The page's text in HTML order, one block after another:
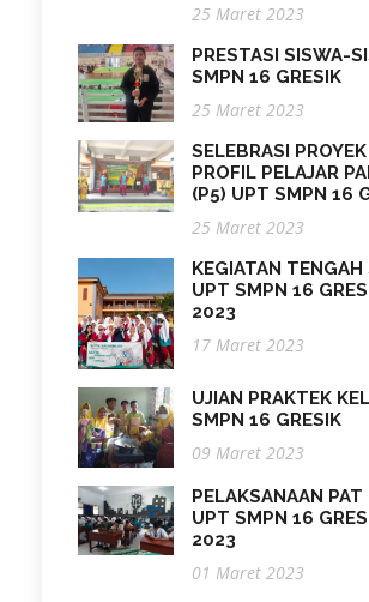
25 Maret 2023
PRESTASI SISWA-
SMPN 16 GRESIK
25 Maret 2023
SELEBRASI
PROFIL PELAJAR
(P5) UPT SMPN 16
25 Maret 2023
KEGIATAN TENGAH
UPT SMPN 16
2023
17 Maret 2023
UJIAN PRAKTEK
SMPN 16 GRESIK
09 Maret 2023
PELAKSANAAN
UPT SMPN 16
2023
01 Maret 2023